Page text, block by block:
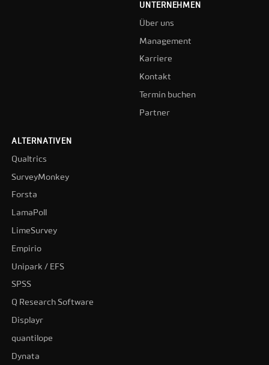
UNTERNEHMEN
Über uns
Management
Karriere
Kontakt
Termin buchen
Partner
ALTERNATIVEN
Qualtrics
SurveyMonkey
Forsta
LamaPoll
LimeSurvey
Empirio
Unipark / EFS
SPSS
Q Research Software
Displayr
quantilope
Dynata